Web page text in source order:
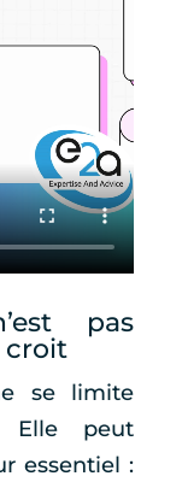
pas
croit
se limite
Elle peut
essentiel :